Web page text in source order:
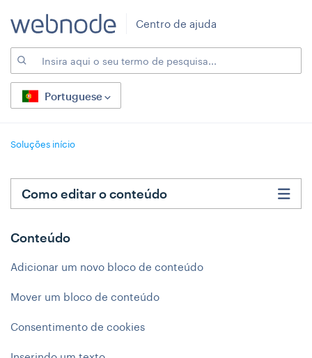
Centro de ajuda
Portuguese
Soluções início
Conteúdo
Adicionar um novo bloco de conteúdo
Mover um bloco de conteúdo
Consentimento de cookies
Como editar o conteúdo